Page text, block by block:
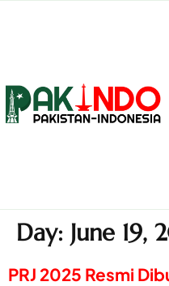
Day: June 19,
PRJ 2025 Resmi